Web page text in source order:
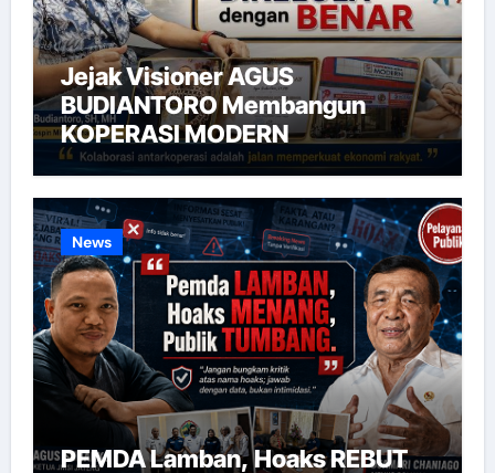
Jejak Visioner AGUS
BUDIANTORO Membangun
KOPERASI MODERN
News
PEMDA Lamban, Hoaks REBUT